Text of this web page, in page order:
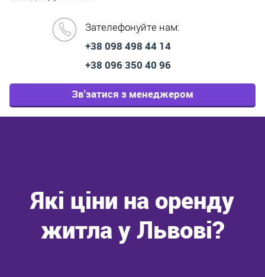
Зателефонуйте нам:
+38 098 498 44 14
+38 096 350 40 96
Зв'затися з менеджером
Які ціни на оренду
житла у Львові?